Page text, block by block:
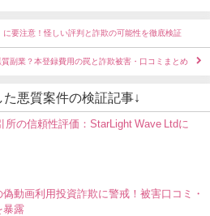
要注意！怪しい評判と詐欺の可能性を徹底検証
副業？本登録費用の罠と詐欺被害・口コミまとめ
た悪質案件の検証記事↓
所の信頼性評価：StarLight Wave Ltdに
動画利用投資詐欺に警戒！被害口コミ・
暴露